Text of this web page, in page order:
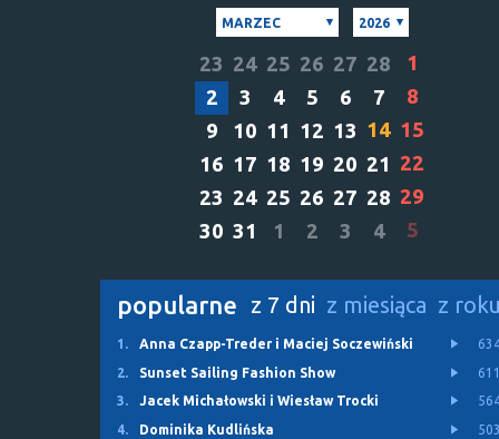
MARZEC 2026
23 24 25 26 27 28
1
2
3 4 5 6 7
8
9
10 11 12 13 14 15
16 17 18 19 20 21 22
23 24 25 26 27 28 29
30 31 1 2 3 4 5
popularne z 7 dni z miesiąca z
1. Anna Czapp-Treder i Maciej Soczewiński
2.
Sunset Sailing Fashion Show
3.
Jacek Michałowski i Wiesław Trocki
4.
Dominika Kudlińska